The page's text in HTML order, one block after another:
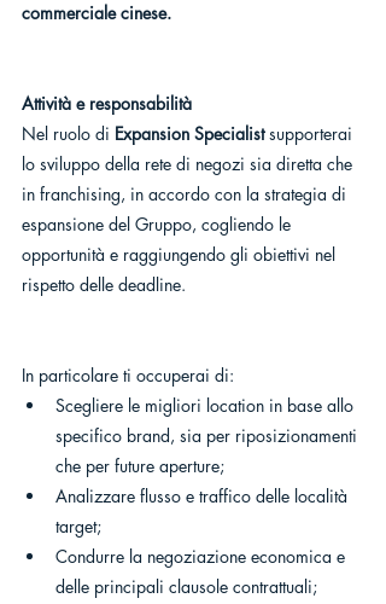
commerciale cinese.
Attività e responsabilità
Nel ruolo di Expansion Specialist supporterai
lo sviluppo della rete di negozi sia diretta che
in franchising, in accordo con la strategia di
espansione del Gruppo, cogliendo le
opportunità e raggiungendo gli obiettivi nel
rispetto delle deadline.
In particolare ti occuperai di:
Scegliere le migliori location in base allo
specifico brand, sia per riposizionamenti
che per future aperture;
Analizzare flusso e traffico delle località
target;
Condurre la negoziazione economica e
delle principali clausole contrattuali;